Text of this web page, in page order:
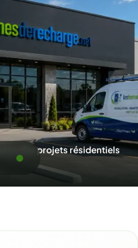
des projets résidentiels